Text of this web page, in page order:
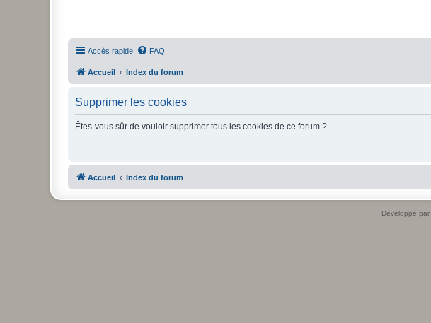
Accès rapide FAQ
Accueil Index du forum
Supprimer les cookies
Êtes-vous sûr de vouloir supprimer tous les cookies de ce forum ?
Accueil Index du forum
Développé par